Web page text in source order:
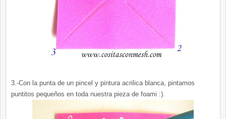
3.-Con la punta de un pincel y pintura acrilica blanca, pintamos
puntitos pequeños en toda nuestra pieza de foami :).